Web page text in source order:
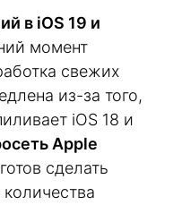
в iOS 19 и
момент
свежих
из-за того,
iOS 18 и
Apple
сделать